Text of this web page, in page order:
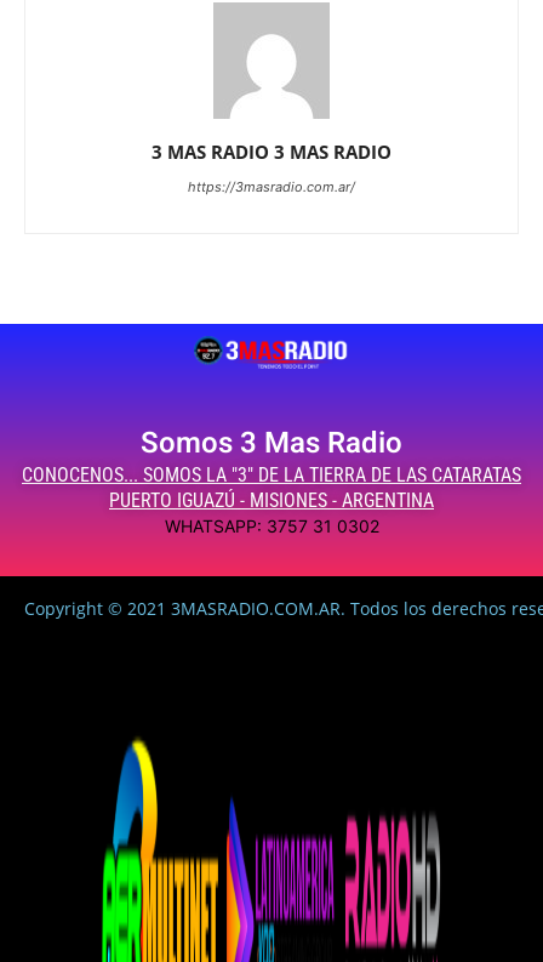
3 MAS RADIO 3 MAS RADIO
https://3masradio.com.ar/
Somos 3 Mas Radio
CONOCENOS... SOMOS LA "3" DE LA TIERRA DE LAS CATARATAS
PUERTO IGUAZÚ - MISIONES - ARGENTINA
WHATSAPP: 3757 31 0302
Copyright © 2021 3MASRADIO.COM.AR. Todos los derechos